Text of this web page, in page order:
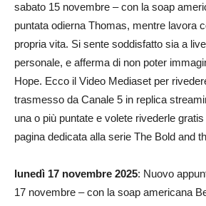
sabato 15 novembre – con la soap
puntata odierna Thomas, mentre lavora
propria vita. Si sente soddisfatto sia a
personale, e afferma di non poter
Hope. Ecco il Video Mediaset per
trasmesso da Canale 5 in replica
una o più puntate e volete rivederle
pagina dedicata alla serie The Bold and
lunedì 17 novembre 2025: Nuovo
17 novembre – con la soap americana